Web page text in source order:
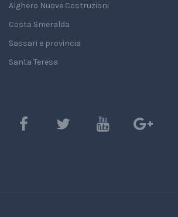
Alghero Nuove Costruzioni
Costa Smeralda
Sassari e provincia
Santa Teresa